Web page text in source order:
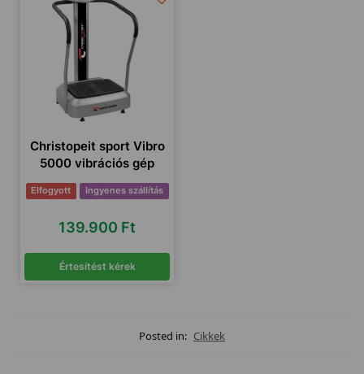
Christopeit sport Vibro
5000 vibrációs gép
Elfogyott Ingyenes szállítás
139.900 Ft
Értesítést kérek
Posted in: Cikkek